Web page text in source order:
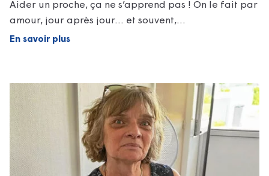
Aider un proche, ça ne s’apprend pas ! On le fait par
amour, jour après jour… et souvent,…
En savoir plus